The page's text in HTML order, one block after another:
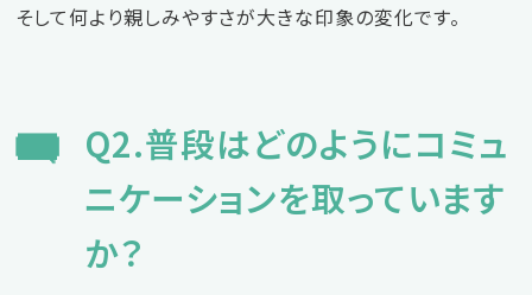
そして何より親しみやすさが大きな印象の変化です。
Q2.普段はどのようにコミュ
ニケーションを取っています
か？